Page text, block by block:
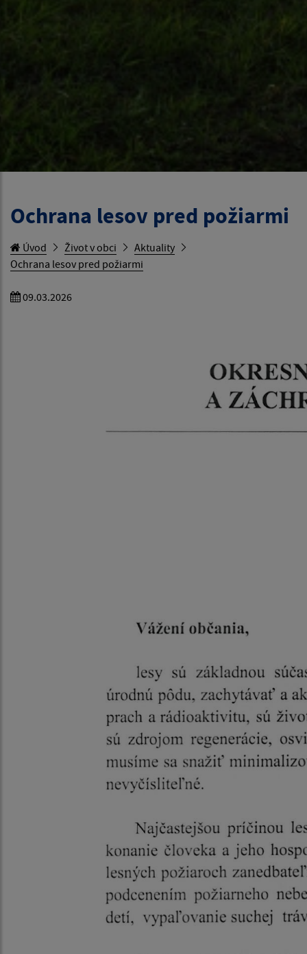
Ochrana lesov pred požiarmi
Úvod Život v obci
Aktuality
Ochrana lesov pred požiarmi
09.03.2026